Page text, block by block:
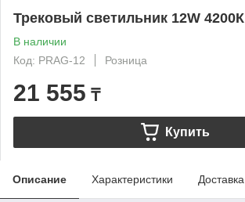
Трековый светильник 12W 4200К
В наличии
Код: PRAG-12
Розница
21 555 ₸
Купить
Описание Характеристики Доставка